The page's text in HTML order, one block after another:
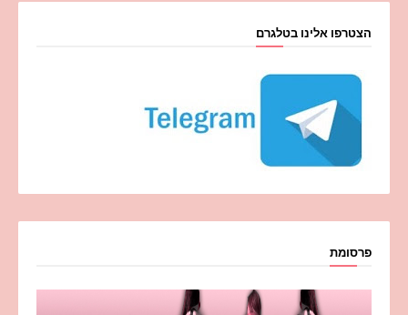
הצטרפו אלינו בטלגרם
פרסומת